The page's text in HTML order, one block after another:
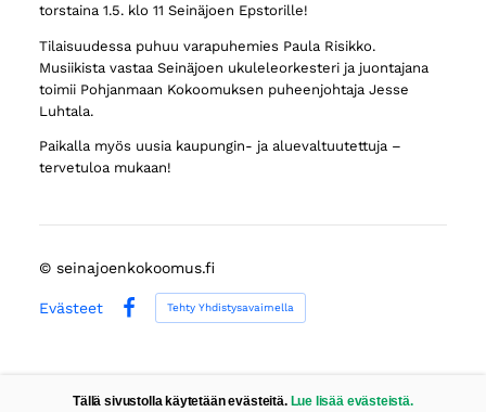
torstaina 1.5. klo 11 Seinäjoen Epstorille!
Tilaisuudessa puhuu varapuhemies Paula Risikko.
Musiikista vastaa Seinäjoen ukuleleorkesteri ja juontajana
toimii Pohjanmaan Kokoomuksen puheenjohtaja Jesse
Luhtala.
Paikalla myös uusia kaupungin- ja aluevaltuutettuja –
tervetuloa mukaan!
© seinajoenkokoomus.fi
Evästeet
Facebook
Tehty Yhdistysavaimella
Tällä sivustolla käytetään evästeitä. Lue lisää evästeistä.